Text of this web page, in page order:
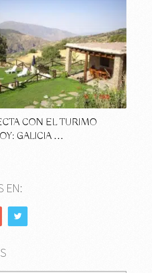
CON EL TURIMO
GALICIA …
EN: